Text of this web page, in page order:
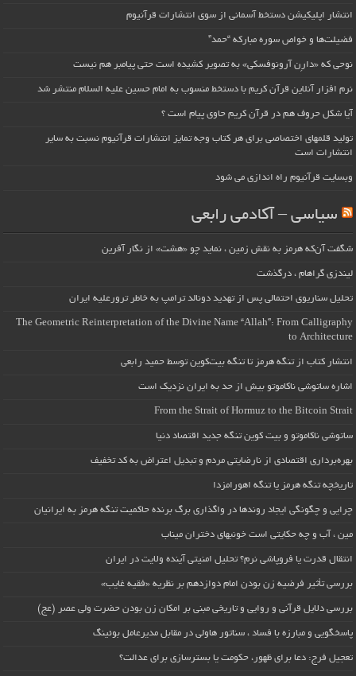
انتشار اپلیکیشن دستخط آسمانی از سوی انتشارات قرآنیوم
فضیلت‌ها و خواص سوره مبارکه “حمد”
نوحی که «دارِن آرونوفسکی» به تصویر کشیده است حتی پیامبر هم نیست
نرم افزار آنلاین قرآن کریم با دستخط منسوب به امام حسین علیه السلام منتشر شد
آیا شکل حروف هم در قرآن کریم حاوی پیام است ؟
تولید قلمهای اختصاصی برای هر کتاب وجه تمایز انتشارات قرآنیوم نسبت به سایر
انتشارات است
وبسایت قرآنیوم راه اندازی می شود
سیاسی – آکادمی رابعی
شگفت آن‌که هرمز به نقش زمین ، نماید چو «هشت» از نگار آفرین
لیندزی گراهام ، درگذشت
تحلیل سناریوی احتمالی پس از تهدید دونالد ترامپ به خاطر ترورعلیه ایران
The Geometric Reinterpretation of the Divine Name “Allah”: From Calligraphy
to Architecture
انتشار کتاب از تنگه هرمز تا تنگه بیت‌کوین توسط حمید رابعی
اشاره ساتوشی ناکاموتو بیش از حد به ایران نزدیک است
From the Strait of Hormuz to the Bitcoin Strait
ساتوشی ناکاموتو و بیت کوین تنگه جدید اقتصاد دنیا
بهره‌برداری اقتصادی از نارضایتی مردم و تبدیل اعتراض به کد تخفیف
تاریخچه تنگه هرمز یا تنگه اهورامزدا
چرایی و چگونگی ایجاد روندها در واگذاری برگ برنده حاکمیت تنگه هرمز به ایرانیان
مین ، آب و چه حکایتی است خونبهای دختران میناب
انتقال قدرت یا فروپاشی نرم؟ تحلیل امنیتی آینده ولایت در ایران
بررسی تأثیر فرضیه زن بودن امام دوازدهم بر نظریه «فقیه غایب»
بررسی دلایل قرآنی و روایی و تاریخی مبنی بر امکان زن بودن حضرت ولی عصر (عج)
پاسخگویی و مبارزه با فساد ، سناتور هاولی در مقابل مدیرعامل بوئینگ
تعجیل فرج: دعا برای ظهور، حکومت یا بسترسازی برای عدالت؟